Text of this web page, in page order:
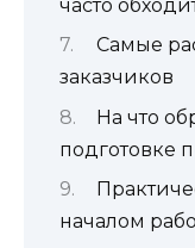
часто
Самые
заказчиков
На что
подготовке
началом